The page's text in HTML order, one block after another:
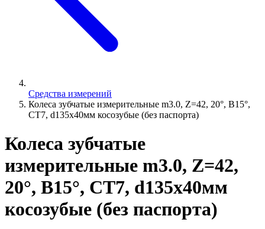
Средства измерений
Колеса зубчатые измерительные m3.0, Z=42, 20°, B15°,
СТ7, d135х40мм косозубые (без паспорта)
Колеса зубчатые
измерительные m3.0, Z=42,
20°, B15°, СТ7, d135х40мм
косозубые (без паспорта)